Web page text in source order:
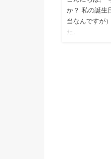
か？ 私の誕生
当なんですが
た。